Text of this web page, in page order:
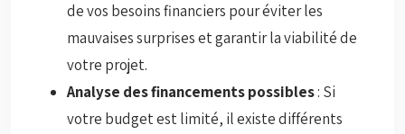
de vos besoins financiers pour éviter les
mauvaises surprises et garantir la viabilité de
votre projet.
Analyse des financements possibles: Si
votre budget est limité, il existe différents